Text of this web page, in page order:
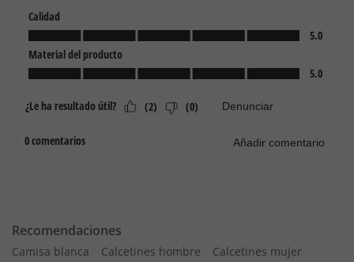
Recomendaciones
Camisa blanca Calcetines hombre
Calcetines mujer